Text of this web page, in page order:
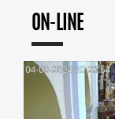
ON-LINE